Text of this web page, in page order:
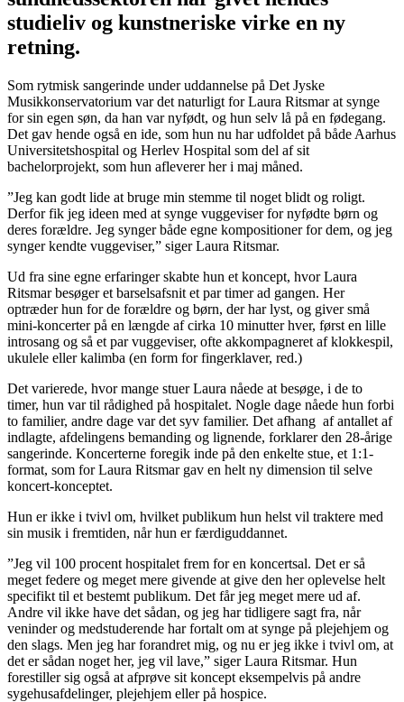
studieliv og kunstneriske virke en ny
retning.
Som rytmisk sangerinde under uddannelse på Det Jyske
Musikkonservatorium var det naturligt for Laura Ritsmar at synge
for sin egen søn, da han var nyfødt, og hun selv lå på en fødegang.
Det gav hende også en ide, som hun nu har udfoldet på både Aarhus
Universitetshospital og Herlev Hospital som del af sit
bachelorprojekt, som hun afleverer her i maj måned.
”Jeg kan godt lide at bruge min stemme til noget blidt og roligt.
Derfor fik jeg ideen med at synge vuggeviser for nyfødte børn og
deres forældre. Jeg synger både egne kompositioner for dem, og jeg
synger kendte vuggeviser,” siger Laura Ritsmar.
Ud fra sine egne erfaringer skabte hun et koncept, hvor Laura
Ritsmar besøger et barselsafsnit et par timer ad gangen. Her
optræder hun for de forældre og børn, der har lyst, og giver små
mini-koncerter på en længde af cirka 10 minutter hver, først en lille
introsang og så et par vuggeviser, ofte akkompagneret af klokkespil,
ukulele eller kalimba (en form for fingerklaver, red.)
Det varierede, hvor mange stuer Laura nåede at besøge, i de to
timer, hun var til rådighed på hospitalet. Nogle dage nåede hun forbi
to familier, andre dage var det syv familier. Det afhang af antallet af
indlagte, afdelingens bemanding og lignende, forklarer den 28-årige
sangerinde. Koncerterne foregik inde på den enkelte stue, et 1:1-
format, som for Laura Ritsmar gav en helt ny dimension til selve
koncert-konceptet.
Hun er ikke i tvivl om, hvilket publikum hun helst vil traktere med
sin musik i fremtiden, når hun er færdiguddannet.
”Jeg vil 100 procent hospitalet frem for en koncertsal. Det er så
meget federe og meget mere givende at give den her oplevelse helt
specifikt til et bestemt publikum. Det får jeg meget mere ud af.
Andre vil ikke have det sådan, og jeg har tidligere sagt fra, når
veninder og medstuderende har fortalt om at synge på plejehjem og
den slags. Men jeg har forandret mig, og nu er jeg ikke i tvivl om, at
det er sådan noget her, jeg vil lave,” siger Laura Ritsmar. Hun
forestiller sig også at afprøve sit koncept eksempelvis på andre
sygehusafdelinger, plejehjem eller på hospice.